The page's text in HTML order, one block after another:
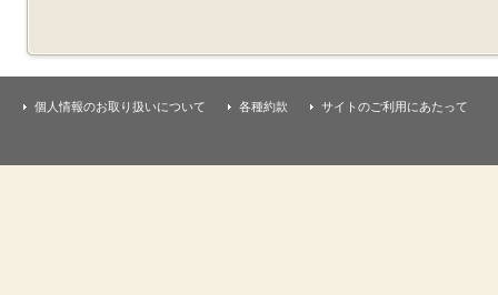
個人情報のお取り扱いについて 各種約款 サイトのご利用にあたって